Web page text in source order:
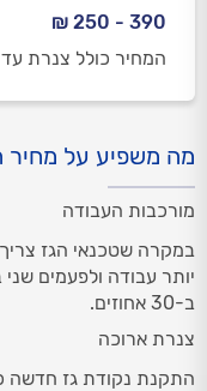
390 - 250 ₪
המחיר כולל צנרת עד 4 מטר אורך
מה משפיע על מחיר
מורכבות העבודה
במקרה שטכנאי הגז
יותר עבודה ולפעמים
ב-30 אחוזים.
צנרת ארוכה